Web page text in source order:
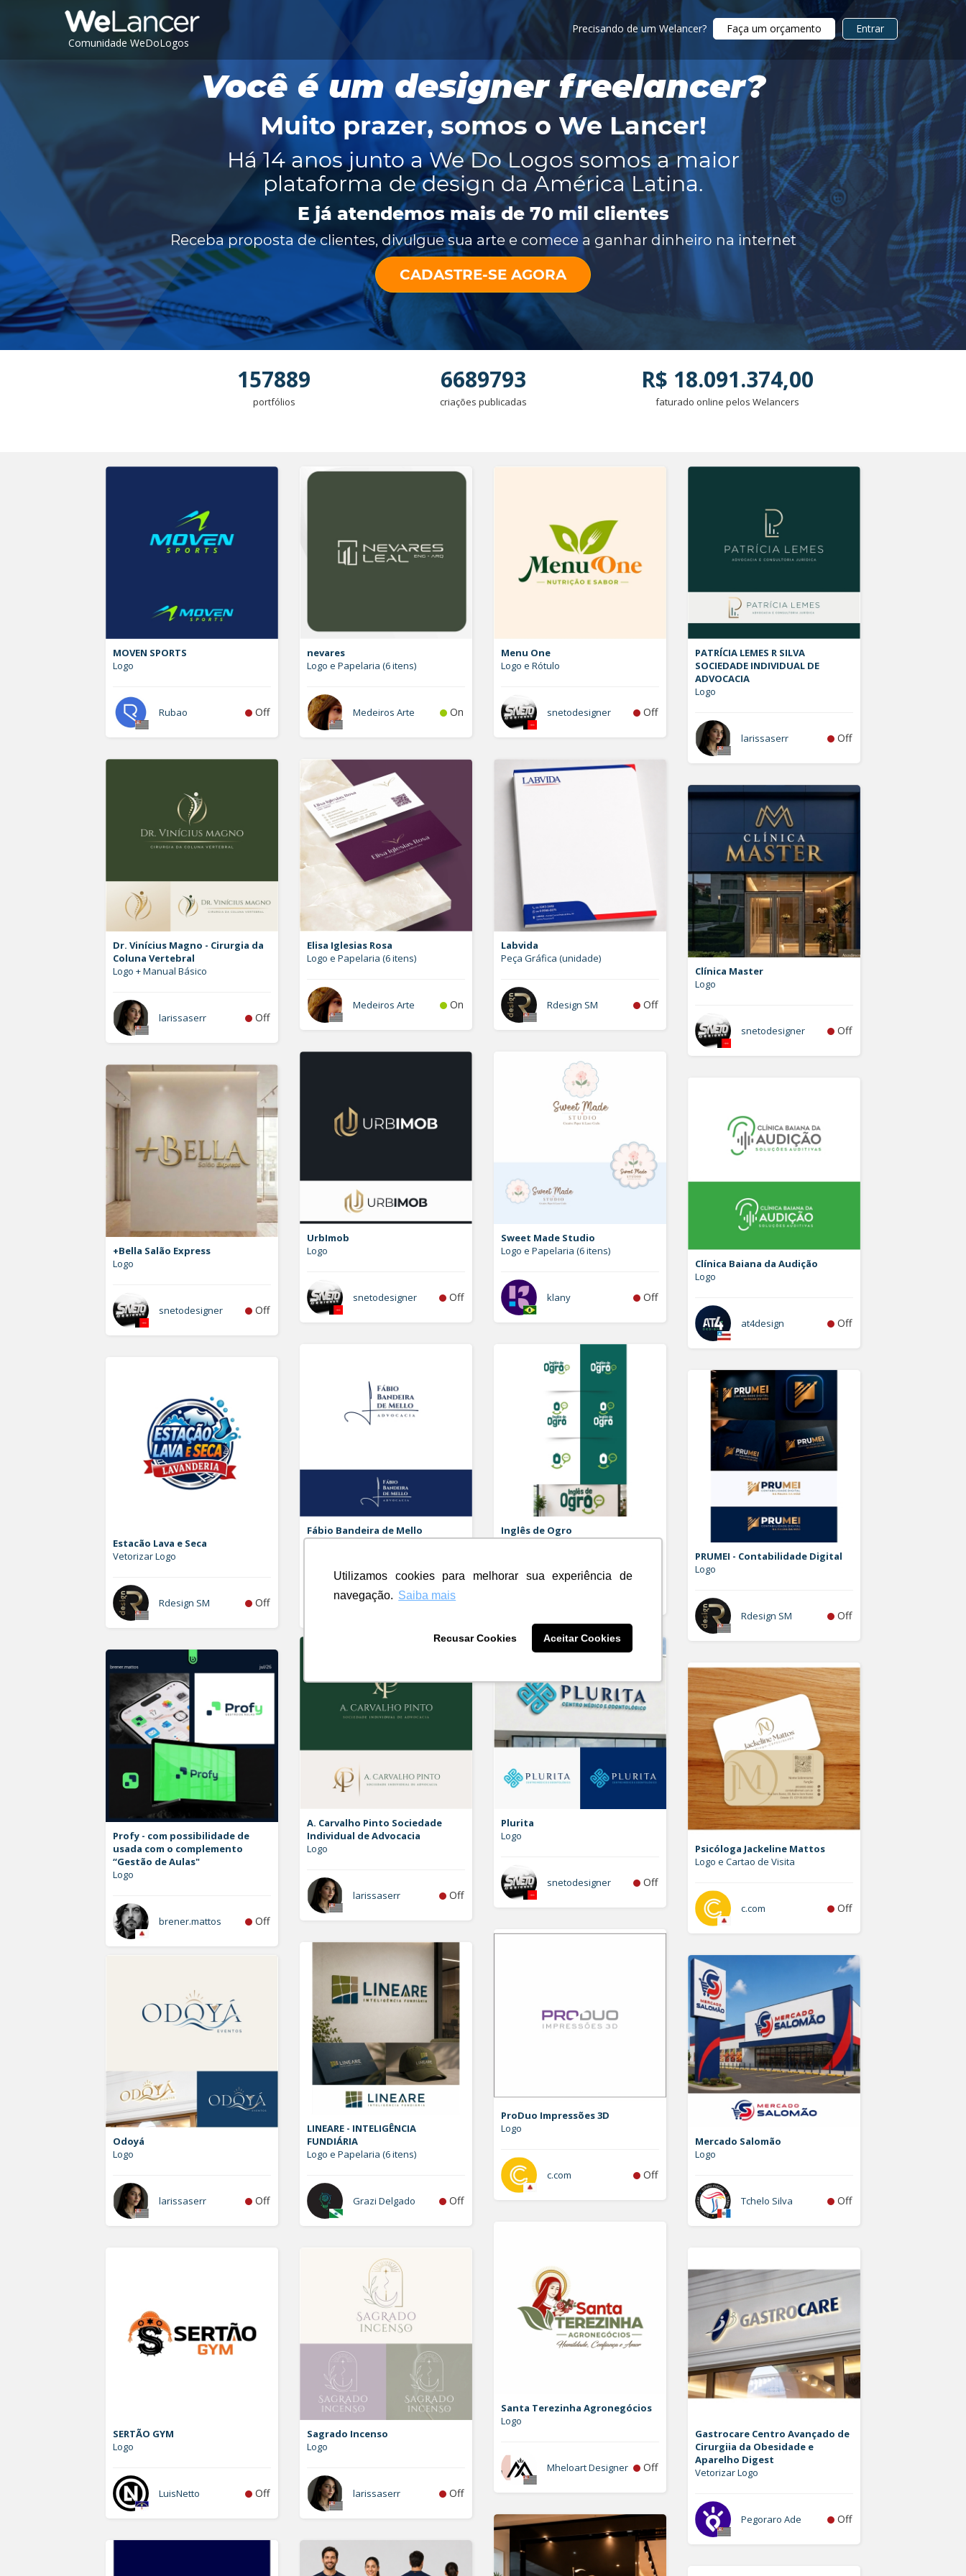
Utilizamos cookies para melhorar sua experiência de
navegação. Saiba mais
Recusar Cookies Aceitar Cookies
Comunidade WeDoLogos
Precisando de um Welancer? Faça um orçamento Entrar
Você é um designer freelancer?
Muito prazer, somos o We Lancer!
Há 14 anos junto a We Do Logos somos a maior
plataforma de design da América Latina.
E já atendemos mais de 70 mil clientes
Receba proposta de clientes, divulgue sua arte e comece a ganhar dinheiro na internet
CADASTRE-SE AGORA
157889
portfólios
6689793
criações publicadas
R$ 18.091.374,00
faturado online pelos Welancers
MOVEN SPORTS
Logo
Rubao Off
nevares
Logo e Papelaria (6 itens)
Medeiros Arte On
Menu One
Logo e Rótulo
snetodesigner Off
PATRÍCIA LEMES R SILVA
SOCIEDADE INDIVIDUAL DE
ADVOCACIA
Logo
larissaserr Off
Dr. Vinícius Magno - Cirurgia da
Coluna Vertebral
Logo + Manual Básico
larissaserr Off
Elisa Iglesias Rosa
Logo e Papelaria (6 itens)
Medeiros Arte On
Labvida
Peça Gráfica (unidade)
Rdesign SM Off
Clínica Master
Logo
snetodesigner Off
UrbImob
Logo
snetodesigner Off
Sweet Made Studio
Logo e Papelaria (6 itens)
klany Off
+Bella Salão Express
Logo
snetodesigner Off
Clínica Baiana da Audição
Logo
at4design Off
Fábio Bandeira de Mello
Advocacia
Rubao Off
Inglês de Ogro
Logo
Estacão Lava e Seca
Vetorizar Logo
Rdesign SM Off
PRUMEI - Contabilidade Digital
Logo
Rdesign SM Off
A. Carvalho Pinto Sociedade
Individual de Advocacia
Logo
larissaserr Off
Plurita
Logo
snetodesigner Off
Profy - com possibilidade de
usada com o complemento
“Gestão de Aulas"
Logo
brener.mattos Off
Psicóloga Jackeline Mattos
Logo e Cartao de Visita
c.com Off
ProDuo Impressões 3D
Logo
c.com Off
LINEARE - INTELIGÊNCIA
FUNDIÁRIA
Logo e Papelaria (6 itens)
Grazi Delgado Off
Odoyá
Logo
larissaserr Off
Mercado Salomão
Logo
Tchelo Silva Off
Santa Terezinha Agronegócios
Logo
Mheloart Designer Off
SERTÃO GYM
Logo
LuisNetto Off
Sagrado Incenso
Logo
larissaserr Off
Gastrocare Centro Avançado de
Cirurgiia da Obesidade e
Aparelho Digest
Vetorizar Logo
Pegoraro Ade Off